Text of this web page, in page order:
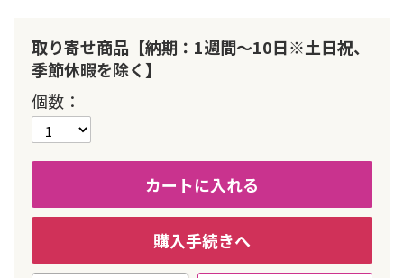
取り寄せ商品【納期：1週間～10日※土日祝、
季節休暇を除く】
個数
カートに入れる
購入手続きへ
動
す
る